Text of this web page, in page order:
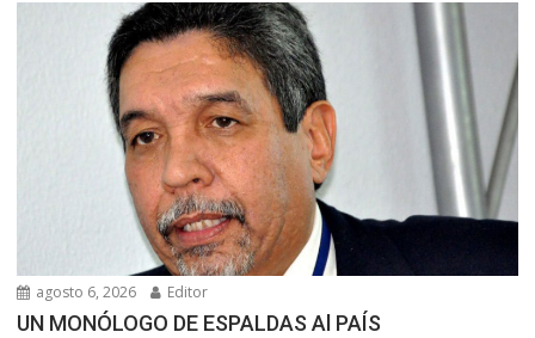
agosto 6, 2026 Editor
UN MONÓLOGO DE ESPALDAS Al PAÍS